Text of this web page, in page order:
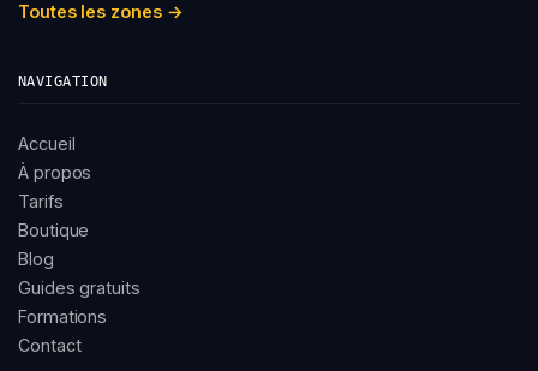
Toutes les zones →
NAVIGATION
Accueil
À propos
Tarifs
Boutique
Blog
Guides gratuits
Formations
Contact